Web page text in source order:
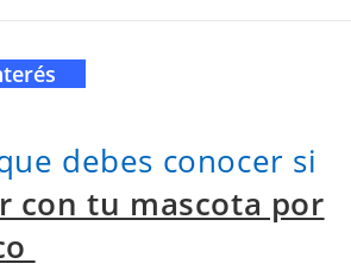
debes conocer si
con tu mascota por